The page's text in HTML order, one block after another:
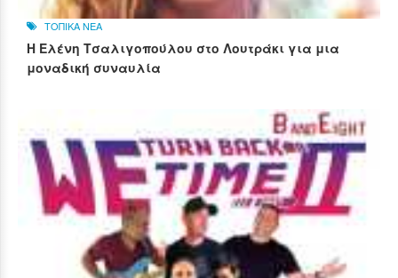
ΤΟΠΙΚΑ ΝΕΑ
Η Ελένη Τσαλιγοπούλου στο Λουτράκι για μια
μοναδική συναυλία